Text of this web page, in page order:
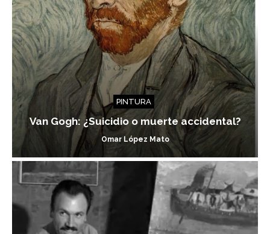
PINTURA
Van Gogh: ¿Suicidio o muerte accidental?
Omar López Mato